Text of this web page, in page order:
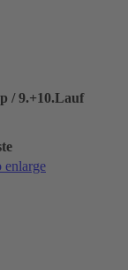
/ 9.+10.Lauf